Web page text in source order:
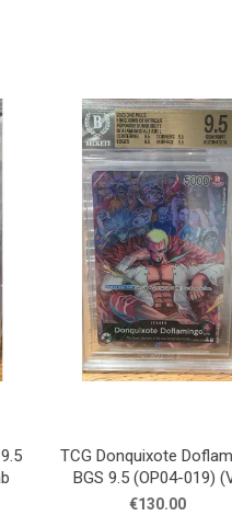
TCG Donquixote Doflamingo
BGS 9.5 (OP04-019) (V.2)
Graded Slab
€130.00